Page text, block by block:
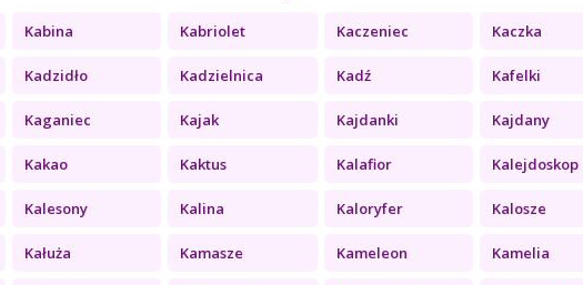
Kabina Kabriolet Kaczeniec Kaczka
Kadzidło Kadzielnica Kadź Kafelki
Kaganiec Kajak Kajdanki Kajdany
Kakao Kaktus Kalafior Kalejdoskop
Kalesony Kalina Kaloryfer Kalosze
Kałuża Kamasze Kameleon Kamelia